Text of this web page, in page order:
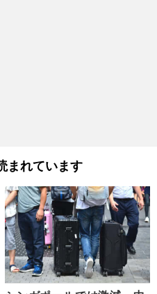
まれています